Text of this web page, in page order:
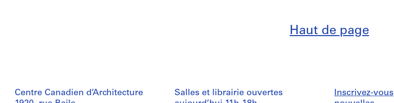
Haut de page
Centre Canadien d’Architecture
Salles et librairie ouvertes
Inscrivez-vous